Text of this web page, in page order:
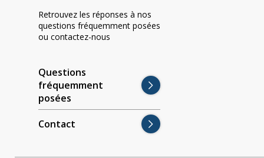
Packs promotionnels
Divers
Retrouvez les réponses à nos
questions fréquemment posées
ou contactez-nous
Questions
fréquemment
posées
Contact